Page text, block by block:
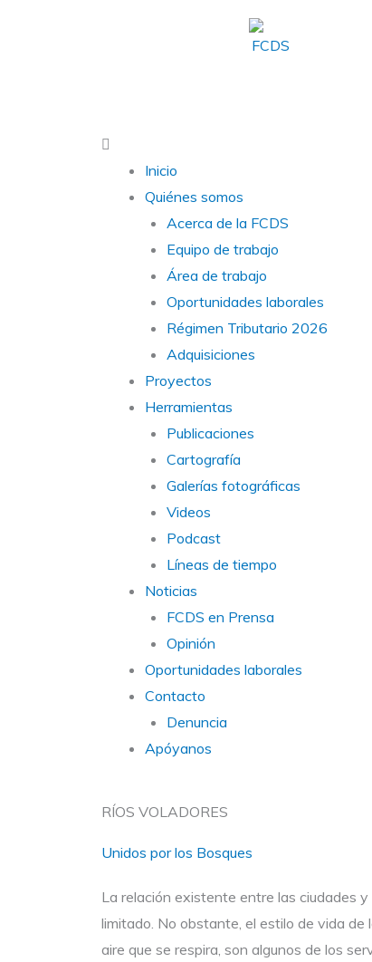
Main
Menu
Inicio
Quiénes somos
Acerca de la FCDS
Equipo de trabajo
Área de trabajo
Oportunidades laborales
Régimen Tributario 2026
Adquisiciones
Proyectos
Herramientas
Publicaciones
Cartografía
Galerías fotográficas
Videos
Podcast
Líneas de tiempo
Noticias
FCDS en Prensa
Opinión
Oportunidades laborales
Contacto
Denuncia
Apóyanos
RÍOS VOLADORES
Unidos por los Bosques
La relación existente entre las ciudades
limitado. No obstante, el estilo de vida de
aire que se respira, son algunos de los